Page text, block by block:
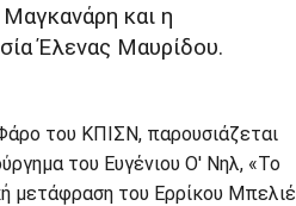
και η
Έλενας Μαυρίδου.
του ΚΠΙΣΝ, παρουσιάζεται
του Ευγένιου Ο' Νηλ, «Το
μετάφραση του Ερρίκου Μπελιέ